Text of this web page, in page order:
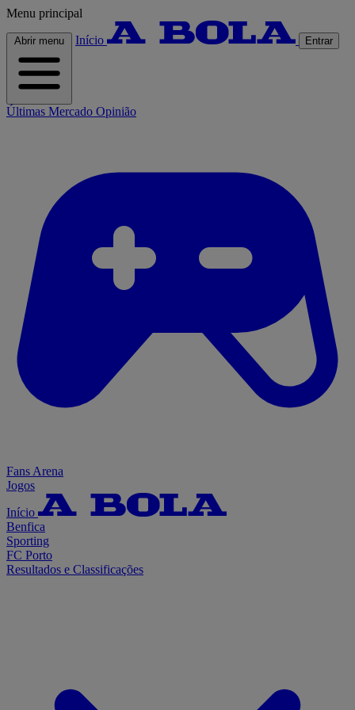
Menu principal
Abrir menu Início Entrar
Últimas Mercado Opinião
Fans Arena
Jogos
Início
Benfica
Sporting
FC Porto
Resultados e Classificações